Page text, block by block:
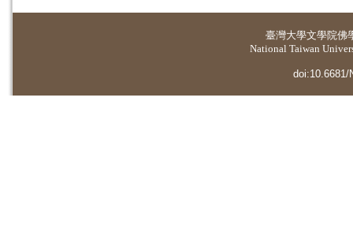
臺灣大學文學院佛
National Taiwan
doi:10.6681/